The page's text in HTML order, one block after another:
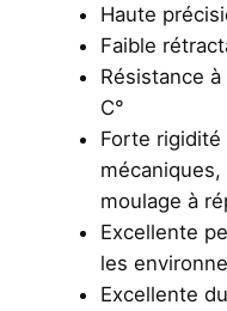
Haute
Faible
Résistance
C°
Forte
moulage à
Excellente
les
Excellente